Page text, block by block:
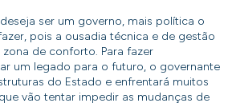
ser um governo, mais política o
pois a ousadia técnica e de gestão
de conforto. Para fazer
um legado para o futuro, o governante
do Estado e enfrentará muitos
vão tentar impedir as mudanças de